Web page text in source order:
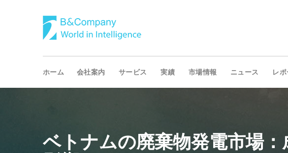
ホーム 会社案内 サービス 実績 市場情報 ニュース レポ
ベトナムの廃棄物発電市場